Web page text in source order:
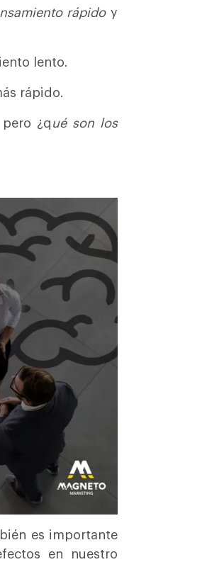
rápidoy
lento.
rápido.
pero ¿q ué son los
es importante
en nuestro